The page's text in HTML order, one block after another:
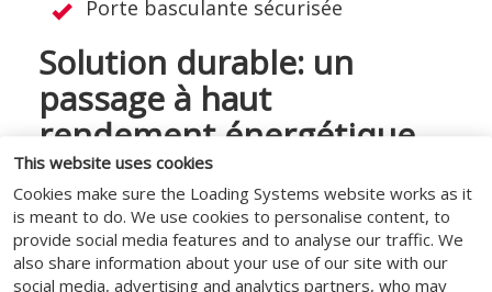
This website uses cookies
Cookies make sure the Loading Systems website works as it
is meant to do. We use cookies to personalise content, to
provide social media features and to analyse our traffic. We
also share information about your use of our site with our
social media, advertising and analytics partners, who may
Porte basculante sécurisée
Solution durable: un
passage à haut
rendement énergétique
Les portes des hangars sont énormes et
doivent être capables de résister à des
conditions climatiques sévères. Comme la
porte doit répondre à des exigences de
qualité élevées, elle est également très